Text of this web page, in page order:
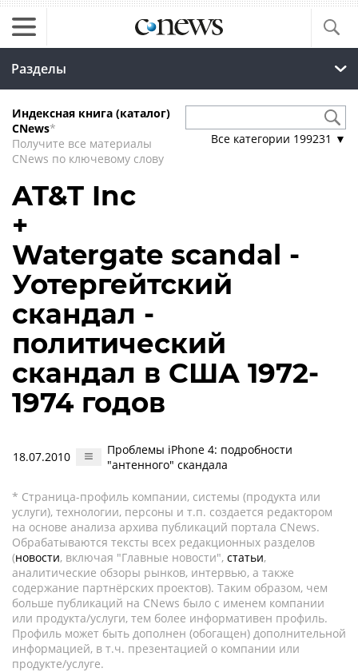
Разделы
Индексная книга (каталог)
CNews*
Получите все материалы
CNews по ключевому слову
Все категории 199231 ▼
AT&T Inc
+
Watergate scandal -
Уотергейтский
скандал -
политический
скандал в США 1972-
1974 годов
18.07.2010
Проблемы iPhone 4: подробности
"антенного" скандала
* Страница-профиль компании, системы (продукта или
услуги), технологии, персоны и т.п. создается редактором
на основе анализа архива публикаций портала CNews.
Обрабатываются тексты всех редакционных разделов
(новости, включая "Главные новости", статьи,
аналитические обзоры рынков, интервью, а также
содержание партнёрских проектов). Таким образом, чем
больше публикаций на CNews было с именем компании
или продукта/услуги, тем более информативен профиль.
Профиль может быть дополнен (обогащен) дополнительной
информацией, в т.ч. презентацией о компании или
продукте/услуге.